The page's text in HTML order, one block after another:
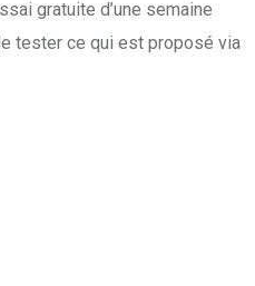
gratuite d’une semaine
tester ce qui est proposé via